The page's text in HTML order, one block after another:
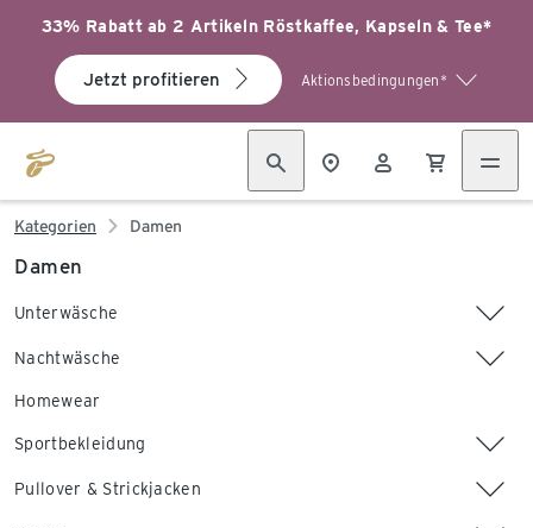
33% Rabatt ab 2 Artikeln Röstkaffee, Kapseln & Tee*
Jetzt profitieren Aktionsbedingungen*
Kategorien Damen
Damen
Unterwäsche
Nachtwäsche
Homewear
Sportbekleidung
Pullover & Strickjacken